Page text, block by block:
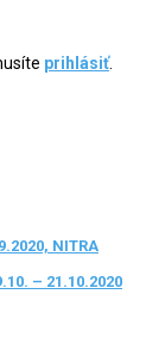
prihlásiť.
NITRA
– 21.10.2020